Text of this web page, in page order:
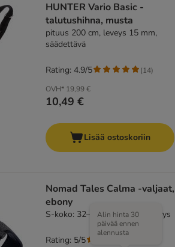
HUNTER Vario Basic -
talutushihna, musta
pituus 200 cm, leveys 15 mm,
säädettävä
OVH* 19,99 €
10,49 €
Rating: 4.9/5 (14)
Lisää ostoskoriin
Nomad Tales Calma -valjaat,
ebony
S-koko: 32–46 cm rinnanympärys
Alin hinta 30
päivää ennen
alennusta
Rating: 5/5